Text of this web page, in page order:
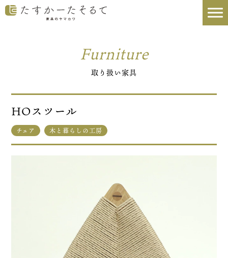
Furniture
取り扱い家具
HOスツール
チェア 木と暮らしの工房